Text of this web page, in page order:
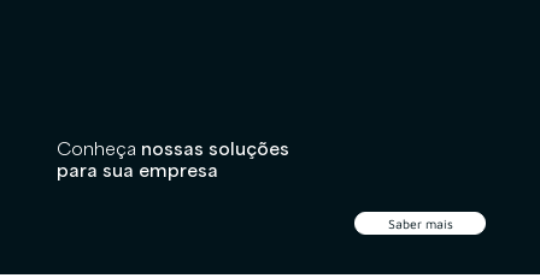
Conheça nossas soluções
para sua empresa
Saber mais